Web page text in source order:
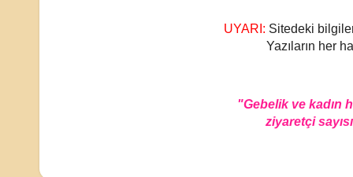
UYARI: Sitedeki
Yazıların her
"Gebelik ve kadın
ziyaretçi